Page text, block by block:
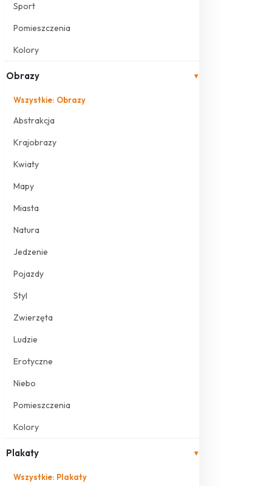
Sport
Pomieszczenia
Kolory
Obrazy ▾
Wszystkie: Obrazy
Abstrakcja
Krajobrazy
Kwiaty
Mapy
Miasta
Natura
Jedzenie
Pojazdy
Styl
Zwierzęta
Ludzie
Erotyczne
Niebo
Pomieszczenia
Kolory
Plakaty ▾
Wszystkie: Plakaty